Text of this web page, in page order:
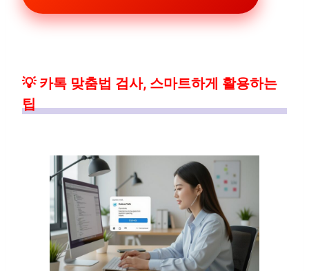
💡 카톡 맞춤법 검사, 스마트하게 활용하는
팁